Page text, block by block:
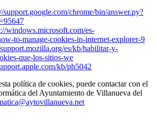
support.google.com/chrome/bin/answer.py?
windows.microsoft.com/es-
to-manage-cookies-in-internet-explorer-9
es/kb/habilitar-y-
que-los-sitios-we
kb/ph5042
política de cookies, puede contactar con el
del Ayuntamiento de Villanueva del